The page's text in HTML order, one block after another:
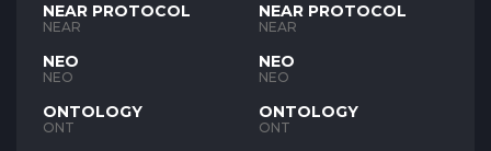
NEAR PROTOCOL
NEAR
NEO
NEO
ONTOLOGY
ONT
NEAR PROTOCOL
NEAR
NEO
NEO
ONTOLOGY
ONT